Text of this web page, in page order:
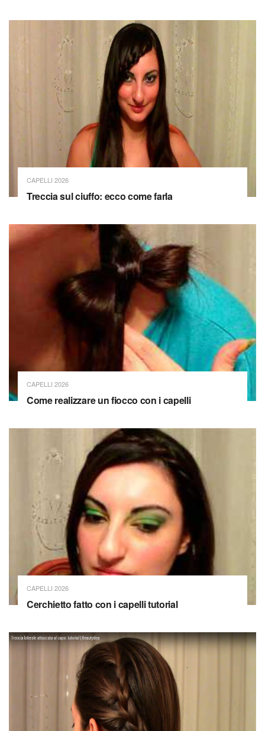
CAPELLI 2026
Treccia sul ciuffo: ecco come farla
CAPELLI 2026
Come realizzare un fiocco con i capelli
CAPELLI 2026
Cerchietto fatto con i capelli tutorial